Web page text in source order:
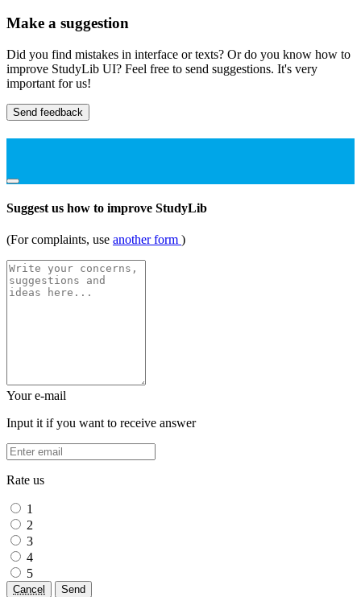
Make a suggestion
Did you find mistakes in interface or texts? Or do you know how to
improve StudyLib UI? Feel free to send suggestions. It's very
important for us!
Send feedback
Suggest us how to improve StudyLib
(For complaints, use another form )
Your e-mail
Input it if you want to receive answer
Rate us
1
2
3
4
5
Cancel Send